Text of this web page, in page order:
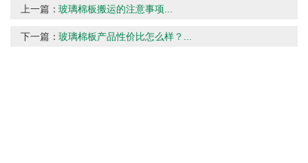
上一篇：玻璃棉板搬运的注意事项...
下一篇：玻璃棉板产品性价比怎么样？...